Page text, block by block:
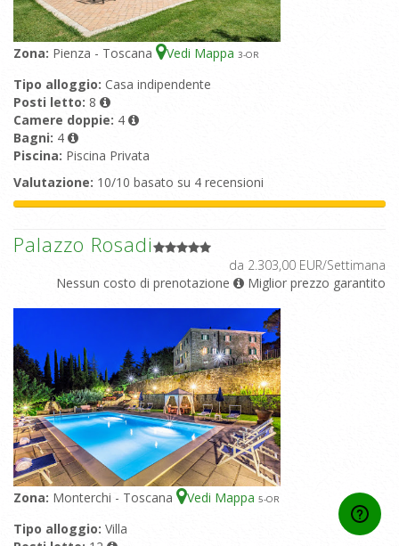
Zona: Pienza - Toscana Vedi Mappa 3-OR
Tipo alloggio: Casa indipendente
Posti letto: 8
Camere doppie: 4
Bagni: 4
Piscina: Piscina Privata
Valutazione: 10/10 basato su 4 recensioni
Palazzo Rosadi
da 2.303,00 EUR/Settimana
Nessun costo di prenotazione
Miglior prezzo garantito
Zona: Monterchi - Toscana Vedi Mappa 5-OR
Tipo alloggio: Villa